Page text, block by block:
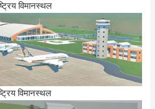
विमानस्थल
विमानस्थल